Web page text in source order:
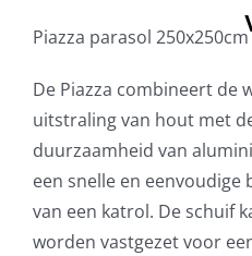
Piazza parasol
De Piazza combineert de
uitstraling van hout met
duurzaamheid van
een snelle en
van een katrol. De schuif
worden vastgezet voor